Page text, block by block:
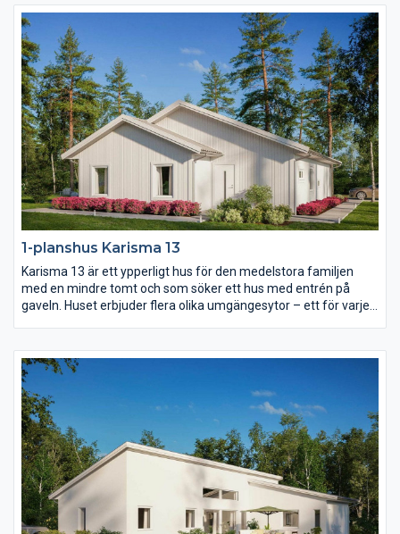
härlig uteplats i vinkel, en separat barnavdelning och alla
bekvämligheter inom nära räckhåll.
1-planshus Karisma 13
Karisma 13 är ett ypperligt hus för den medelstora familjen
med en mindre tomt och som söker ett hus med entrén på
gaveln. Huset erbjuder flera olika umgängesytor – ett för varje
barndelen av huset finns både allrum och wc.